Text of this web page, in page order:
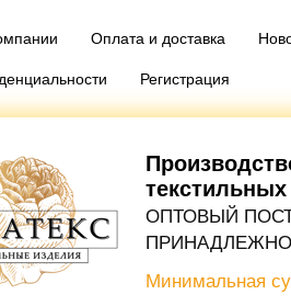
Оплата и доставка
Регистрация
ОПТОВЫЙ
Минимальная